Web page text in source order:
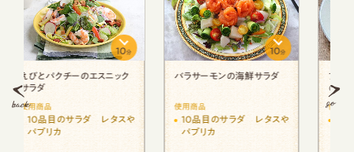
バラサーモンの海鮮サラダ
使用商品
10品目のサラダ レタスや
パプリカ
アボカドとレタスやパプリカ
8
使用商品
10品目のサラダ レタスや
パプリカ